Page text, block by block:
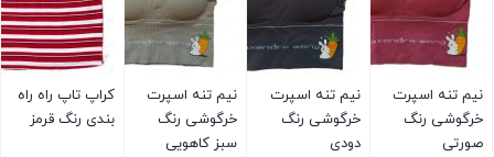
نیم تنه اسپرت
خرگوشی رنگ
صورتی
نیم تنه اسپرت
خرگوشی رنگ
دودی
نیم تنه اسپرت
خرگوشی رنگ
سبز کاهویی
کراپ تاپ راه راه
بندی رنگ قرمز